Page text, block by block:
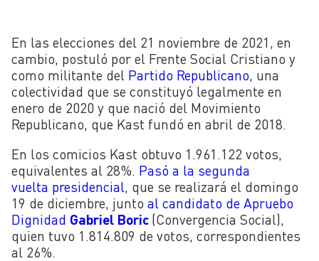
En las elecciones del 21 noviembre de 2021, en
cambio, postuló por el Frente Social Cristiano y
como militante del Partido Republicano, una
colectividad que se constituyó legalmente en
enero de 2020 y que nació del Movimiento
Republicano, que Kast fundó en abril de 2018.
En los comicios Kast obtuvo 1.961.122 votos,
equivalentes al 28%. Pasó a la segunda
vuelta presidencial, que se realizará el domingo
19 de diciembre, junto al candidato de Apruebo
Dignidad Gabriel Boric (Convergencia Social),
quien tuvo 1.814.809 de votos, correspondientes
al 26%.